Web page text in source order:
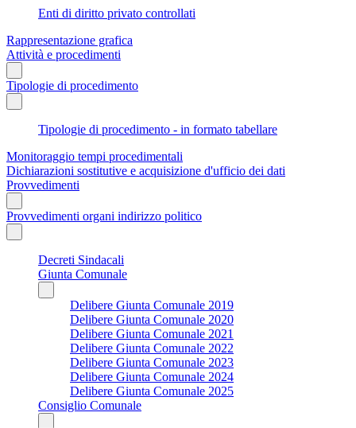
Enti di diritto privato controllati
Rappresentazione grafica
Attività e procedimenti
Tipologie di procedimento
Tipologie di procedimento - in formato tabellare
Monitoraggio tempi procedimentali
Dichiarazioni sostitutive e acquisizione d'ufficio dei dati
Provvedimenti
Provvedimenti organi indirizzo politico
Decreti Sindacali
Giunta Comunale
Delibere Giunta Comunale 2019
Delibere Giunta Comunale 2020
Delibere Giunta Comunale 2021
Delibere Giunta Comunale 2022
Delibere Giunta Comunale 2023
Delibere Giunta Comunale 2024
Delibere Giunta Comunale 2025
Consiglio Comunale